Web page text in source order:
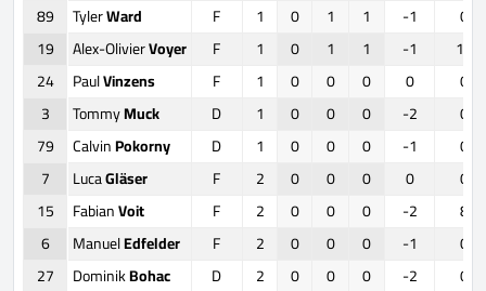
89
TylerWard F 1 0 1 1 -1
0
19
Alex-OlivierVoyer F 1 0 1 1 -1
14
24
PaulVinzens F 1 0 0 0 0
0
3
TommyMuck D 1 0 0 0 -2
0
79
CalvinPokorny D 1 0 0 0 -1
0
7
LucaGläser F 2 0 0 0 0
0
15
FabianVoit F 2 0 0 0 -2
8
6
ManuelEdfelder F 2 0 0 0 -1
0
27
DominikBohac D 2 0 0 0 -2
0